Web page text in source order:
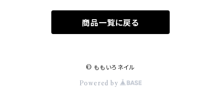
商品一覧に戻る
© ももいろネイル
Powered by